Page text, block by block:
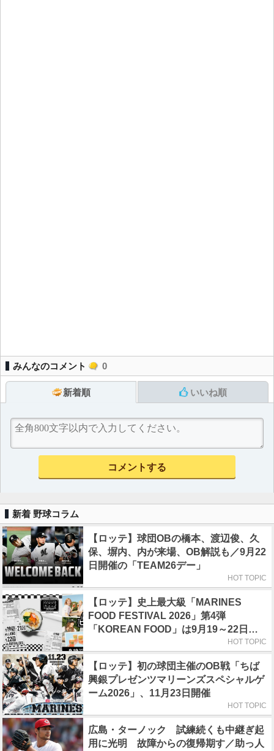
みんなのコメント 0
新着順 いいね順
新着 野球コラム
【ロッテ】球団OBの橋本、渡辺俊、久
保、塀内、内が来場、OB解説も／9月22
日開催の「TEAM26デー」
HOT TOPIC
【ロッテ】史上最大級「MARINES
FOOD FESTIVAL 2026」第4弾
「KOREAN FOOD」は9月19～22日／
HOT TOPIC
【ロッテ】初の球団主催のOB戦「ちば
興銀プレゼンツマリーンズスペシャルゲ
ーム2026」、11月23日開催
HOT TOPIC
広島・ターノック 試練続くも中継ぎ起
用に光明 故障からの復帰期す／助っ人